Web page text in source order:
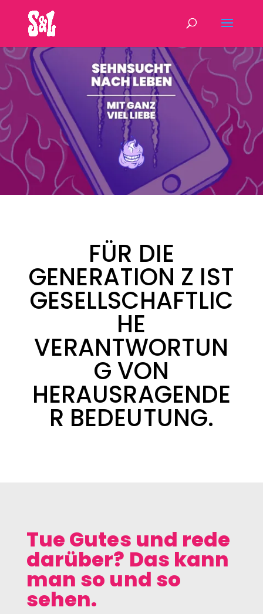
FÜR DIE
GENERATION Z IST
GESELLSCHAFTLIC
HE
VERANTWORTUN
G VON
HERAUSRAGENDE
R BEDEUTUNG.
Tue Gutes und rede
darüber? Das kann
man so und so
sehen.